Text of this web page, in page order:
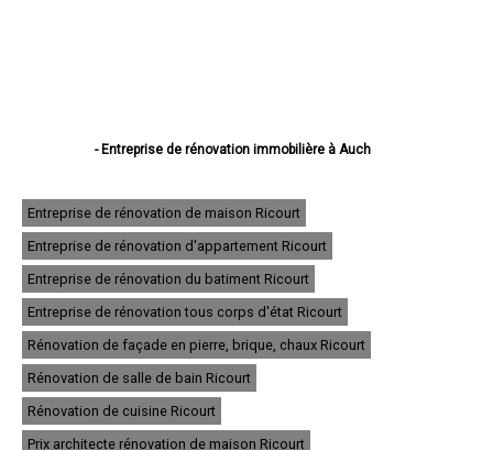
- Entreprise de rénovation immobilière à Auch
- Entreprise de rénovation immobilière à Fleurance
- Entreprise de rénovation immobilière à Eauze
- Entreprise de rénovation immobilière à Mirande
- Entreprise de rénovation immobilière à Lectoure
- Entreprise de rénovation immobilière à Vic-Fezensac
- Entreprise de rénovation immobilière à Gimont
- Entreprise de rénovation immobilière à Pavie
- Entreprise de rénovation immobilière à Samatan
- Entreprise de rénovation immobilière à Nogaro
- Entreprise de rénovation immobilière à Lombez
- Entreprise de rénovation immobilière à Mauvezin
- Entreprise de rénovation immobilière à Cazaubon
- Entreprise de rénovation immobilière à Riscle
Entreprise de rénovation de maison Ricourt
Entreprise de rénovation d'appartement Ricourt
Entreprise de rénovation du batiment Ricourt
Entreprise de rénovation tous corps d'état Ricourt
Rénovation de façade en pierre, brique, chaux Ricourt
Rénovation de salle de bain Ricourt
Rénovation de cuisine Ricourt
Prix architecte rénovation de maison Ricourt